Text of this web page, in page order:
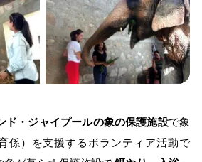
ド・ジャイプールの象の保護施設で象
係）を支援するボランティア活動で